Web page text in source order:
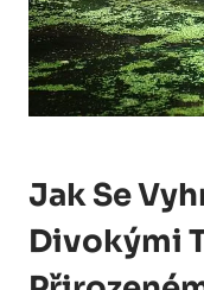
Jak Se
Divokými